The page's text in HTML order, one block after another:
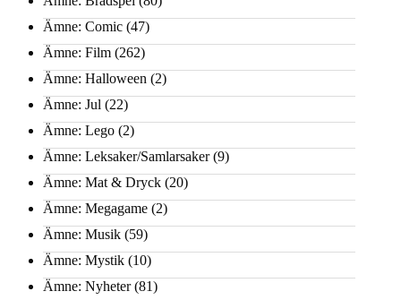
Ämne: Comic (47)
Ämne: Film (262)
Ämne: Halloween (2)
Ämne: Jul (22)
Ämne: Lego (2)
Ämne: Leksaker/Samlarsaker(9)
Ämne: Mat & Dryck (20)
Ämne: Megagame (2)
Ämne: Musik (59)
Ämne: Mystik (10)
Ämne: Nyheter(81)